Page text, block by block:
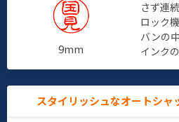
9mm
さず連
ロック
バンの
インク
スタイリッシュなオートシャ